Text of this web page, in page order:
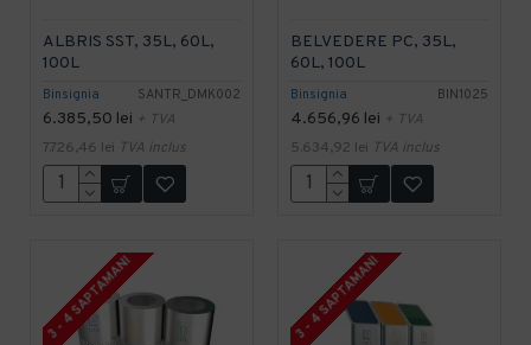
Binsignia SANTR_DMK002
ALBRIS SST, 35L, 60L,
100L
6.385,50 lei + TVA
7.726,46 lei TVA inclus
Binsignia BIN1025
BELVEDERE PC, 35L,
60L, 100L
4.656,96 lei + TVA
5.634,92 lei TVA inclus
3 - 4 SAPTAMANI 3 - 4 SAPTAMANI